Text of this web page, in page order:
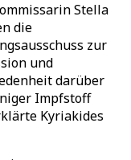
Stella
die
zur
und
darüber
Impfstoff
Kyriakides